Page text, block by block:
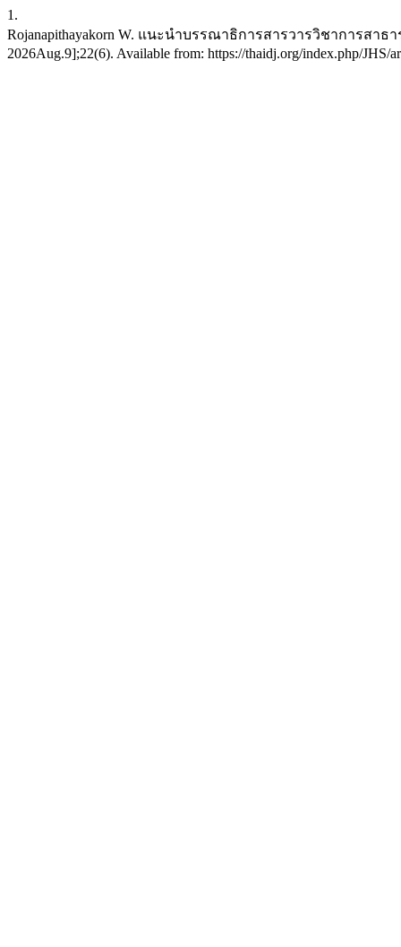
1.
Rojanapithayakorn W. แนะนำบรรณาธิการสารวารวิชาการสาธา
2026Aug.9];22(6). Available from: https://thaidj.org/index.php/JHS/